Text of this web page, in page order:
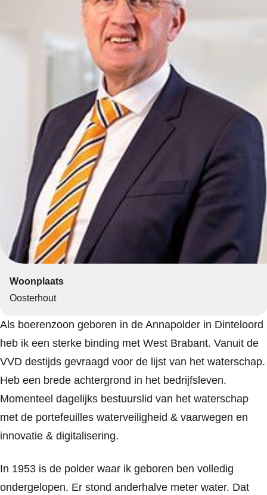
Woonplaats
Oosterhout
Als boerenzoon geboren in de Annapolder in Dinteloord
heb ik een sterke binding met West Brabant. Vanuit de
VVD destijds gevraagd voor de lijst van het waterschap.
Heb een brede achtergrond in het bedrijfsleven.
Momenteel dagelijks bestuurslid van het waterschap
met de portefeuilles waterveiligheid & vaarwegen en
innovatie & digitalisering.
In 1953 is de polder waar ik geboren ben volledig
ondergelopen. Er stond anderhalve meter water. Dat